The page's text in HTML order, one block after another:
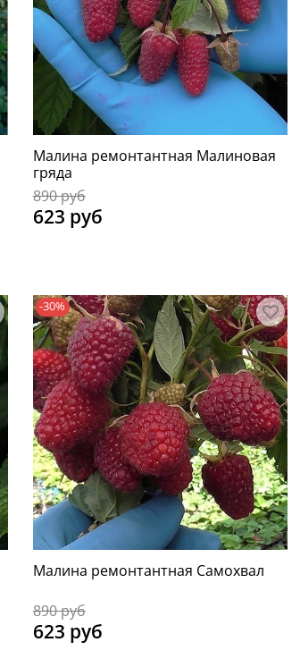
Малина ремонтантная Малиновая
гряда
890 руб
623 руб
-30%
Малина ремонтантная Самохвал
890 руб
623 руб